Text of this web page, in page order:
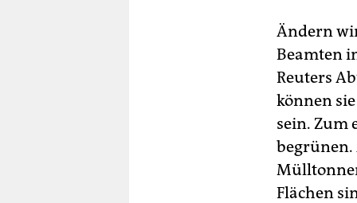
Ändern
Beamten
Reuters
können
sein. Zum
begrünen.
Flächen